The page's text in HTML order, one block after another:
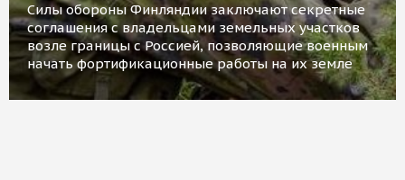
Силы обороны Финляндии заключают секретные
соглашения с владельцами земельных участков
возле границы с Россией, позволяющие военным
начать фортификационные работы на их земле